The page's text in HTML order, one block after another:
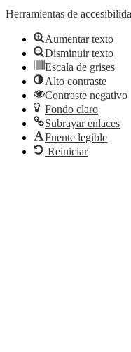
Herramientas de
Aumentar texto
Disminuir texto
Escala de grises
Alto contraste
Contraste negativo
Fondo claro
Subrayar enlaces
Fuente legible
Reiniciar